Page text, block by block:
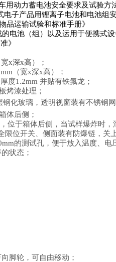
用动力蓄电池安全要求及试验方
子产品用锂离子电池和电池组安
品运输试验和标准手册》
的电池（组）以及运用于便携式设
》
x深x高）；
（宽x深x高）；
度1.2mm 并贴有铁氟龙；
烤漆处理；
钢化玻璃，透明视窗装有不锈钢网
体后侧；
位于箱体后侧，当试样爆炸时，
限位开关、侧面装有防爆链，关
的测试孔，便于放入温度、电
状态；
脚轮，可自由移动；